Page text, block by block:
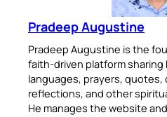
Pradeep Augustine
Pradeep Augustine is the
faith-driven platform sharing
languages, prayers, quotes,
reflections, and other
He manages the website